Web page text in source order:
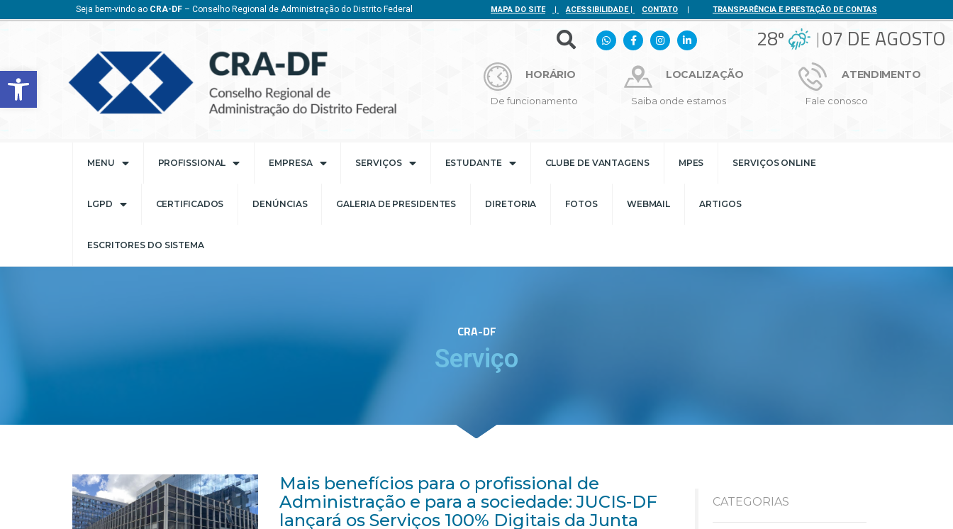
Barra de Ferramentas Aberta
Seja bem-vindo ao CRA-DF – Conselho Regional de Administração do Distrito Federal MAPA DO SITE | ACESSIBILIDADE| CONTATO | TRANSPARÊNCIA E PRESTAÇÃO DE CONTAS
28º 07 DE AGOSTO
HORÁRIO
De funcionamento
LOCALIZAÇÃO
Saiba onde estamos
ATENDIMENTO
Fale conosco
MENU PROFISSIONAL EMPRESA SERVIÇOS ESTUDANTE CLUBE DE VANTAGENS MPES SERVIÇOS ONLINE
LGPD CERTIFICADOS DENÚNCIAS GALERIA DE PRESIDENTES DIRETORIA FOTOS WEBMAIL ARTIGOS
ESCRITORES DO SISTEMA
CRA-DF
Serviço
Mais benefícios para o profissional de
Administração e para a sociedade: JUCIS-DF
lançará os Serviços 100% Digitais da Junta
CATEGORIAS